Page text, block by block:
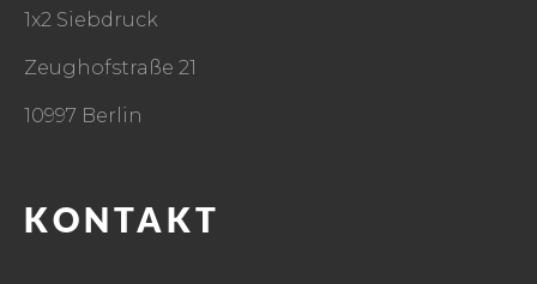
1x2 Siebdruck
Zeughofstraße 21
10997 Berlin
KONTAKT